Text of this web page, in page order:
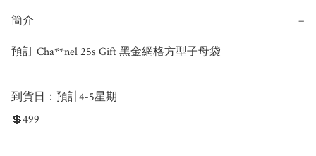
簡介 −
預訂 Cha**nel 25s Gift 黑金網格方型子母袋
到貨日：預計4-5星期
💲499